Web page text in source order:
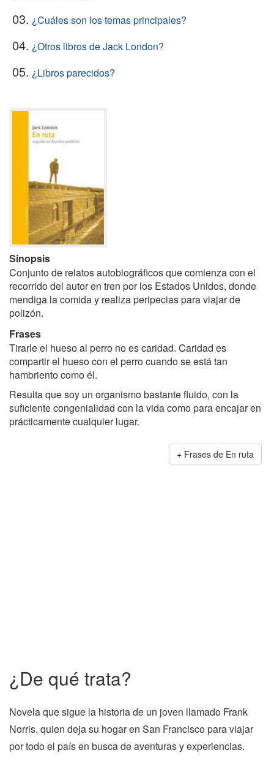
03. ¿Cuáles son los temas principales?
04. ¿Otros libros de Jack London?
05. ¿Libros parecidos?
Sinopsis
Conjunto de relatos autobiográficos que comienza con el
recorrido del autor en tren por los Estados Unidos, donde
mendiga la comida y realiza peripecias para viajar de
polizón.
Frases
Tirarle el hueso al perro no es caridad. Caridad es
compartir el hueso con el perro cuando se está tan
hambriento como él.
Resulta que soy un organismo bastante fluido, con la
suficiente congenialidad con la vida como para encajar en
prácticamente cualquier lugar.
Frases de En ruta
¿De qué trata?
Novela que sigue la historia de un joven llamado Frank
Norris, quien deja su hogar en San Francisco para viajar
por todo el país en busca de aventuras y experiencias.